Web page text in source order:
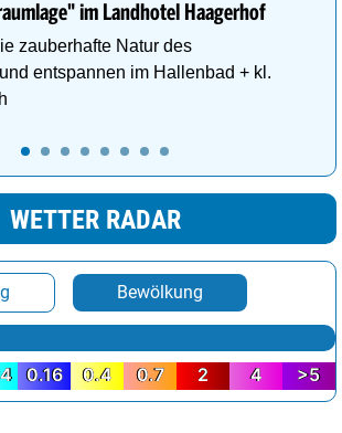
im Landhotel Haagerhof
zauberhafte Natur des
entspannen im Hallenbad + kl.
WETTER RADAR
Bewölkung
0.16 0.4 0.7 2 4 >5